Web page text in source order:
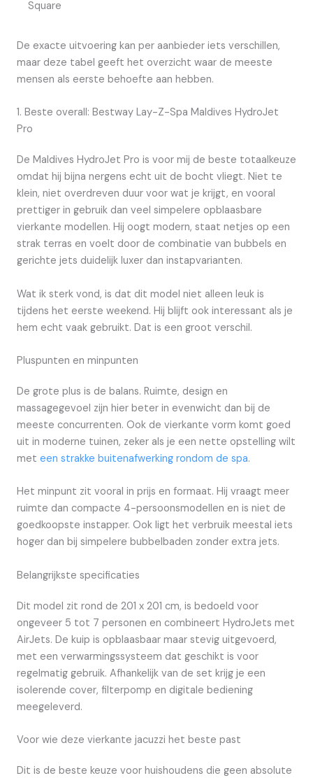
Square
De exacte uitvoering kan per aanbieder iets verschillen,
maar deze tabel geeft het overzicht waar de meeste
mensen als eerste behoefte aan hebben.
1. Beste overall: Bestway Lay-Z-Spa Maldives HydroJet
Pro
De Maldives HydroJet Pro is voor mij de beste totaalkeuze
omdat hij bijna nergens echt uit de bocht vliegt. Niet te
klein, niet overdreven duur voor wat je krijgt, en vooral
prettiger in gebruik dan veel simpelere opblaasbare
vierkante modellen. Hij oogt modern, staat netjes op een
strak terras en voelt door de combinatie van bubbels en
gerichte jets duidelijk luxer dan instapvarianten.
Wat ik sterk vond, is dat dit model niet alleen leuk is
tijdens het eerste weekend. Hij blijft ook interessant als je
hem echt vaak gebruikt. Dat is een groot verschil.
Pluspunten en minpunten
De grote plus is de balans. Ruimte, design en
massagegevoel zijn hier beter in evenwicht dan bij de
meeste concurrenten. Ook de vierkante vorm komt goed
uit in moderne tuinen, zeker als je een nette opstelling wilt
met een strakke buitenafwerking rondom de spa.
Het minpunt zit vooral in prijs en formaat. Hij vraagt meer
ruimte dan compacte 4-persoonsmodellen en is niet de
goedkoopste instapper. Ook ligt het verbruik meestal iets
hoger dan bij simpelere bubbelbaden zonder extra jets.
Belangrijkste specificaties
Dit model zit rond de 201 x 201 cm, is bedoeld voor
ongeveer 5 tot 7 personen en combineert HydroJets met
AirJets. De kuip is opblaasbaar maar stevig uitgevoerd,
met een verwarmingssysteem dat geschikt is voor
regelmatig gebruik. Afhankelijk van de set krijg je een
isolerende cover, filterpomp en digitale bediening
meegeleverd.
Voor wie deze vierkante jacuzzi het beste past
Dit is de beste keuze voor huishoudens die geen absolute